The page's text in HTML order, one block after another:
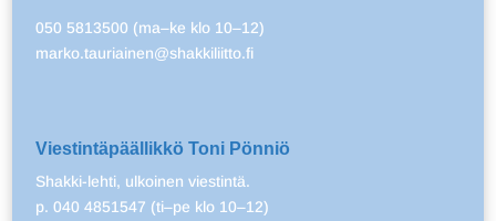
050 5813500 (ma–ke klo 10–12)
marko.tauriainen@shakkiliitto.fi
Viestintäpäällikkö Toni Pönniö
Shakki-lehti, ulkoinen viestintä.
p. 040 4851547 (ti–pe klo 10–12)